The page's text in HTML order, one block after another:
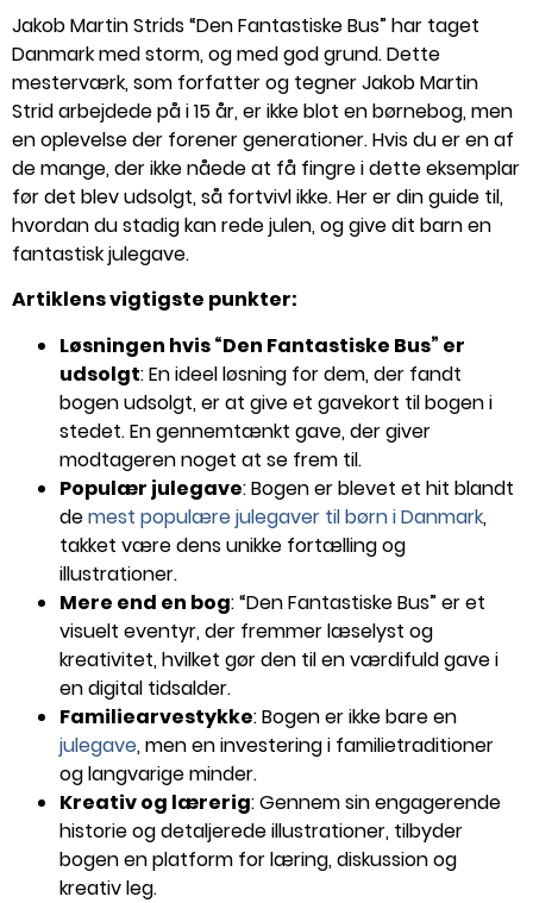
Jakob Martin Strids “Den Fantastiske Bus” har taget
Danmark med storm, og med god grund. Dette
mesterværk, som forfatter og tegner Jakob Martin
Strid arbejdede på i 15 år, er ikke blot en børnebog, men
en oplevelse der forener generationer. Hvis du er en af
de mange, der ikke nåede at få fingre i dette eksemplar
før det blev udsolgt, så fortvivl ikke. Her er din guide til,
hvordan du stadig kan rede julen, og give dit barn en
fantastisk julegave.
Artiklens vigtigste punkter:
Løsningen hvis “Den Fantastiske Bus” er
udsolgt: En ideel løsning for dem, der fandt
bogen udsolgt, er at give et gavekort til bogen i
stedet. En gennemtænkt gave, der giver
modtageren noget at se frem til.
Populær julegave: Bogen er blevet et hit blandt
demest populære julegaver til børn i Danmark,
takket være dens unikke fortælling og
illustrationer.
Mere end en bog: “Den Fantastiske Bus” er et
visuelt eventyr, der fremmer læselyst og
kreativitet, hvilket gør den til en værdifuld gave i
en digital tidsalder.
Familiearvestykke: Bogen er ikke bare en
julegave, men en investering i familietraditioner
og langvarige minder.
Kreativ og lærerig: Gennem sin engagerende
historie og detaljerede illustrationer, tilbyder
bogen en platform for læring, diskussion og
kreativ leg.